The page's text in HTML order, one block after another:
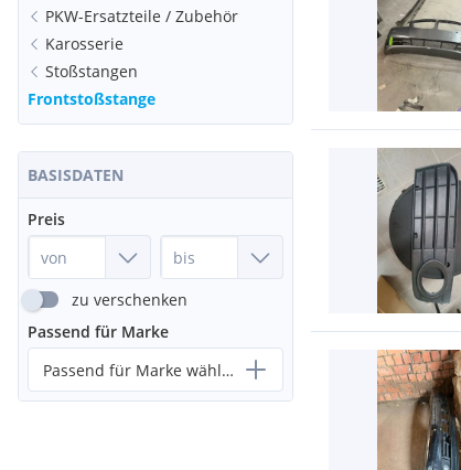
PKW-Ersatzteile / Zubehör
Karosserie
Stoßstangen
Frontstoßstange
BASISDATEN
Preis
zu verschenken
Passend für Marke
Passend für Marke wählen...